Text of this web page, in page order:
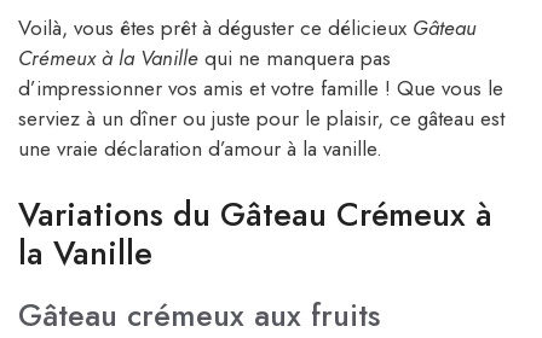
Voilà, vous êtes prêt à déguster ce délicieux Gâteau
Crémeux à la Vanille qui ne manquera pas
d’impressionner vos amis et votre famille ! Que vous le
serviez à un dîner ou juste pour le plaisir, ce gâteau est
une vraie déclaration d’amour à la vanille.
Variations du Gâteau Crémeux à
la Vanille
Gâteau crémeux aux fruits